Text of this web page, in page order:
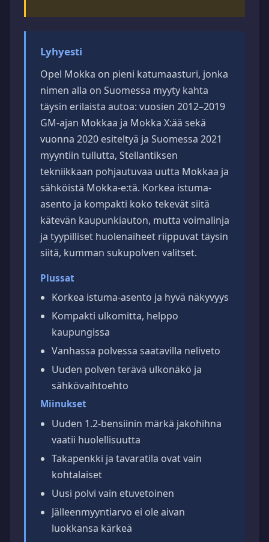
Lyhyesti
Opel Mokka on pieni katumaasturi, jonka
nimen alla on Suomessa myyty kahta
täysin erilaista autoa: vuosien 2012–2019
GM-ajan Mokkaa ja Mokka X:ää sekä
vuonna 2020 esiteltyä ja Suomessa 2021
myyntiin tullutta, Stellantiksen
tekniikkaan pohjautuvaa uutta Mokkaa ja
sähköistä Mokka-e:tä. Korkea istuma-
asento ja kompakti koko tekevät siitä
kätevän kaupunkiauton, mutta voimalinja
ja tyypilliset huolenaiheet riippuvat täysin
siitä, kumman sukupolven valitset.
Plussat
Korkea istuma-asento ja hyvä näkyvyys
Kompakti ulkomitta, helppo
kaupungissa
Vanhassa polvessa saatavilla neliveto
Uuden polven terävä ulkonäkö ja
sähkövaihtoehto
Miinukset
Uuden 1.2-bensiinin märkä jakohihna
vaatii huolellisuutta
Takapenkki ja tavaratila ovat vain
kohtalaiset
Uusi polvi vain etuvetoinen
Jälleenmyyntiarvo ei ole aivan
luokkansa kärkeä